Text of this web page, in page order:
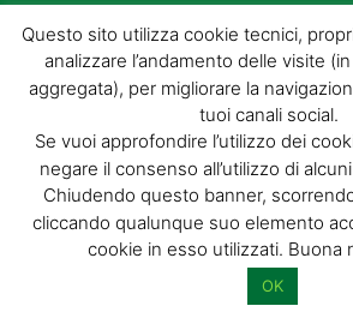
© GIORGIO TESI EDITRICE
01732650476 | VIA DI BADIA 14 –
BOTTEGONE (PISTOIA) |
ALLYMIND
Cookie Policy
di vendita|Site Map
Questo sito utilizza cookie tecnici,
analizzare l’andamento delle visite
aggregata), per migliorare la
tuoi canali social.
Se vuoi approfondire l’utilizzo dei
negare il consenso all’utilizzo di
Chiudendo questo banner,
cliccando qualunque suo elemento
cookie in esso utilizzati. Buona
OK